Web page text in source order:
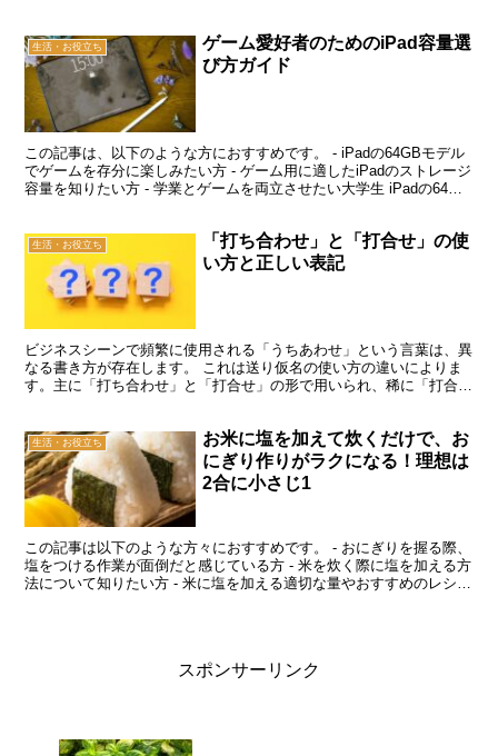
生活・お役立ち
ゲーム愛好者のためのiPad容量選
び方ガイド
この記事は、以下のような方におすすめです。 - iPadの64GBモデル
でゲームを存分に楽しみたい方 - ゲーム用に適したiPadのストレージ
容量を知りたい方 - 学業とゲームを両立させたい大学生 iPadの64GB
生活・お役立ち
「打ち合わせ」と「打合せ」の使
い方と正しい表記
ビジネスシーンで頻繁に使用される「うちあわせ」という言葉は、異
なる書き方が存在します。 これは送り仮名の使い方の違いによりま
す。主に「打ち合わせ」と「打合せ」の形で用いられ、稀に「打合わ
生活・お役立ち
お米に塩を加えて炊くだけで、お
にぎり作りがラクになる！理想は
2合に小さじ1
この記事は以下のような方々におすすめです。 - おにぎりを握る際、
塩をつける作業が面倒だと感じている方 - 米を炊く際に塩を加える方
法について知りたい方 - 米に塩を加える適切な量やおすすめのレシピ
スポンサーリンク